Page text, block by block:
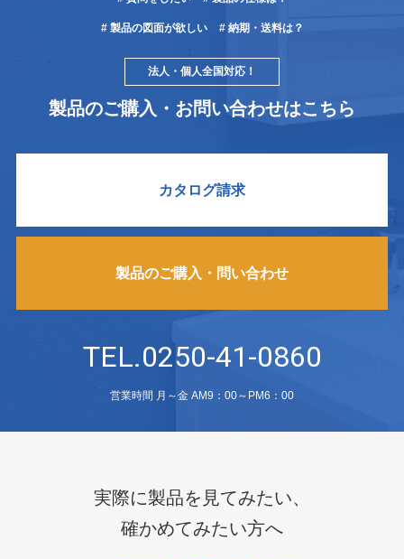
# 製品の図面が欲しい # 納期・送料は？
法人・個人全国対応！
製品のご購入・お問い合わせはこちら
カタログ請求
製品のご購入・問い合わせ
TEL.0250-41-0860
営業時間 月～金 AM9：00～PM6：00
実際に製品を見てみたい、
確かめてみたい方へ